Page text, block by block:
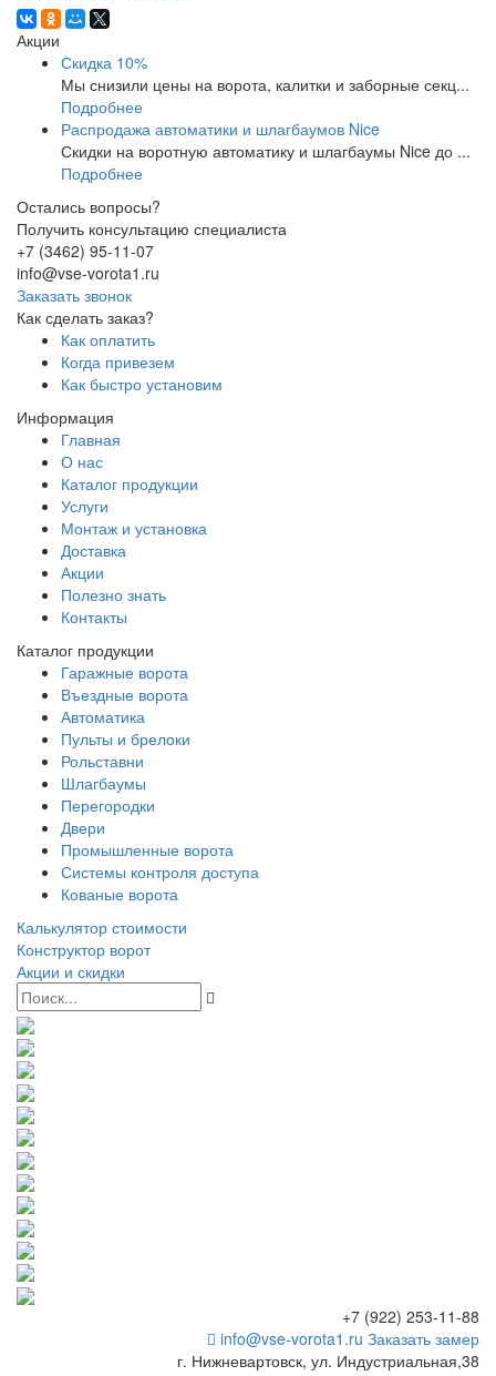
Акции
Скидка 10%
Мы снизили цены на ворота, калитки и заборные секц...
Подробнее
Распродажа автоматики и шлагбаумов Nice
Скидки на воротную автоматику и шлагбаумы Nice до ...
Подробнее
Остались вопросы?
Получить консультацию специалиста
+7 (3462) 95-11-07
info@vse-vorota1.ru
Заказать звонок
Как сделать заказ?
Как оплатить
Когда привезем
Как быстро установим
Информация
Главная
О нас
Каталог продукции
Услуги
Монтаж и установка
Доставка
Акции
Полезно знать
Контакты
Каталог продукции
Гаражные ворота
Въездные ворота
Автоматика
Пульты и брелоки
Рольставни
Шлагбаумы
Перегородки
Двери
Промышленные ворота
Системы контроля доступа
Кованые ворота
Калькулятор стоимости
Конструктор ворот
Акции и скидки
+7 (922) 253-11-88
info@vse-vorota1.ru Заказать замер
г. Нижневартовск, ул. Индустриальная,38